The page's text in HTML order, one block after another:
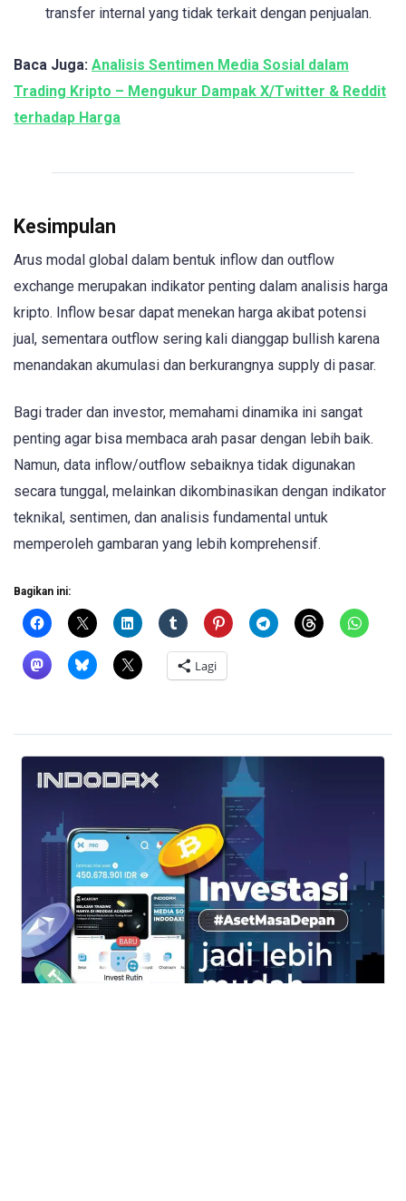
transfer internal yang tidak terkait dengan penjualan.
Baca Juga: Analisis Sentimen Media Sosial dalam
Trading Kripto – Mengukur Dampak X/Twitter & Reddit
terhadap Harga
Kesimpulan
Arus modal global dalam bentuk inflow dan outflow
exchange merupakan indikator penting dalam analisis harga
kripto. Inflow besar dapat menekan harga akibat potensi
jual, sementara outflow sering kali dianggap bullish karena
menandakan akumulasi dan berkurangnya supply di pasar.
Bagi trader dan investor, memahami dinamika ini sangat
penting agar bisa membaca arah pasar dengan lebih baik.
Namun, data inflow/outflow sebaiknya tidak digunakan
secara tunggal, melainkan dikombinasikan dengan indikator
teknikal, sentimen, dan analisis fundamental untuk
memperoleh gambaran yang lebih komprehensif.
Bagikan ini:
Lagi